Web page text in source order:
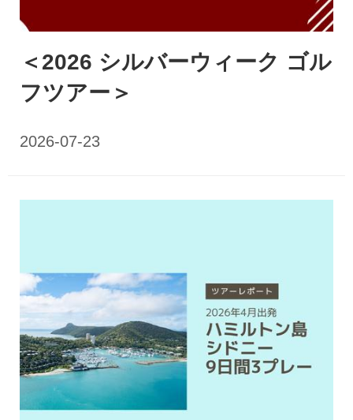
＜2026 シルバーウィーク ゴル
フツアー＞